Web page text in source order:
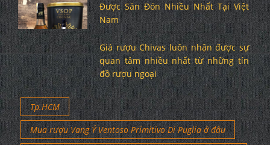
Được Săn Đón Nhiều Nhất Tại Việt
Nam
Giá rượu Chivas luôn nhận được sự
quan tâm nhiều nhất từ những tín
đồ rượu ngoại
Tp.HCM
Mua rượu Vang Ý Ventoso Primitivo Di Puglia ở đâu